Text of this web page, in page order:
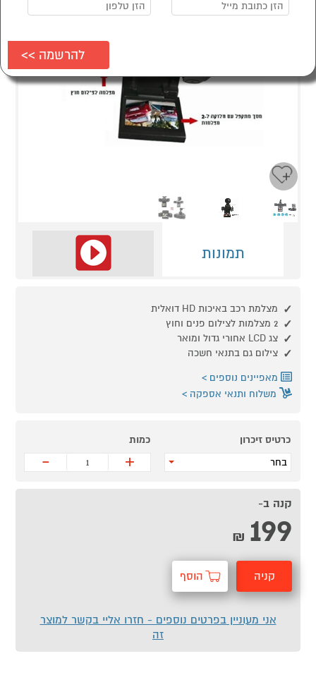
תמונות
מצלמת רכב באיכות HD דואלית
2 מצלמות לצילום פנים וחוץ
צג LCD אחורי גדול ומואר
צילום גם בתנאי חשכה
מאפיינים נוספים
משלוח ותנאי אספקה
כרטיס זיכרון
בחר
כמות
+
-
קנה ב-
199
₪
קניה הוסף
אני מעוניין בפרטים נוספים - חזרו אליי בקשר למוצר
זה